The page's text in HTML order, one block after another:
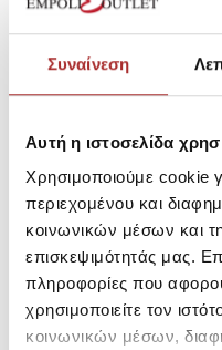
Συναίνεση
Αυτή η ιστοσελίδα
Χρησιμοποιούμε cookie
περιεχομένου και
κοινωνικών μέσων και
επισκεψιμότητάς μας.
πληροφορίες που
χρησιμοποιείτε τον
κοινωνικών μέσων,
Σύνθεση
Αποστολές Προϊόντων
Επιστροφές Προϊόντων
Ίδια κατηγορία Ίδιο Brand